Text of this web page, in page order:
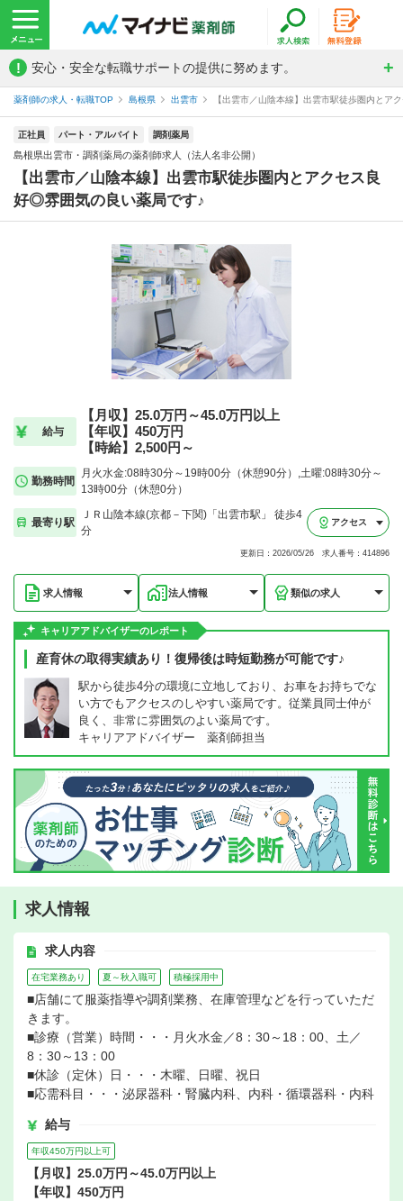
! 安心・安全な転職サポートの提供に努めます。
薬剤師の求人・転職TOP 島根県 出雲市 【出雲市／山陰本線】出雲市駅徒歩圏内と
正社員 パート・アルバイト 調剤薬局
島根県出雲市・調剤薬局の薬剤師求人（法人名非公開）
【出雲市／山陰本線】出雲市駅徒歩圏内とアクセス良
好◎雰囲気の良い薬局です♪
給与
【月収】25.0万円～45.0万円以上
【年収】450万円
【時給】2,500円～
勤務時間
月火水金:08時30分～19時00分（休憩90分）,土曜:08時30分～
13時00分（休憩0分）
最寄り駅
ＪＲ山陰本線(京都－下関)「出雲市駅」 徒歩4
分
アクセス
更新日：2026/05/26 求人番号：414896
求人情報 法人情報 類似の求人
キャリアアドバイザーのレポート
産育休の取得実績あり！復帰後は時短勤務が可能です♪
駅から徒歩4分の環境に立地しており、お車をお持ちでな
い方でもアクセスのしやすい薬局です。従業員同士仲が
良く、非常に雰囲気のよい薬局です。
キャリアアドバイザー 薬剤師担当
求人情報
求人内容
在宅業務あり 夏～秋入職可 積極採用中
■店舗にて服薬指導や調剤業務、在庫管理などを行っていただ
きます。
■診療（営業）時間・・・月火水金／8：30～18：00、土／
8：30～13：00
■休診（定休）日・・・木曜、日曜、祝日
■応需科目・・・泌尿器科・腎臓内科、内科・循環器科・内科
給与
年収450万円以上可
【月収】25.0万円～45.0万円以上
【年収】450万円